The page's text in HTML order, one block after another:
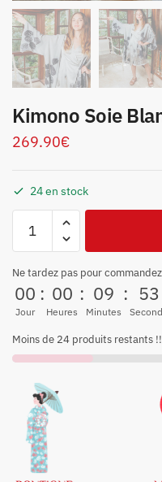
Kimono Soie
269.90€
24 en stock
Ne tardez pas pour
00
Jour
: 00
Heures
: 09
Minutes
: 53
Moins de 24 produits restants !!